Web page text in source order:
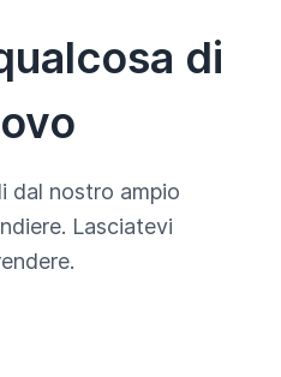
di
dal nostro ampio
Lasciatevi